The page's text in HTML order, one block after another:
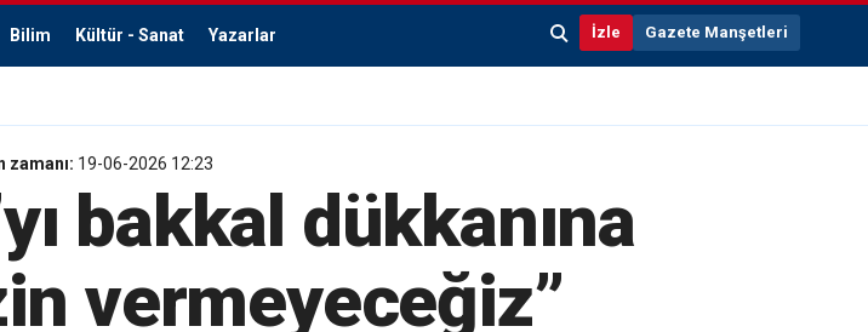
Bilim Kültür - Sanat Yazarlar İzle Gazete Manşetleri
zamanı: 19-06-2026 12:23
bakkal dükkanına
vermeyeceğiz”